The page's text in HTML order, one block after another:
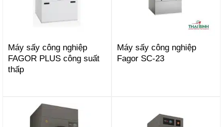
Máy sấy công nghiệp
FAGOR PLUS công suất
thấp
Máy sấy công nghiệp
Fagor SC-23